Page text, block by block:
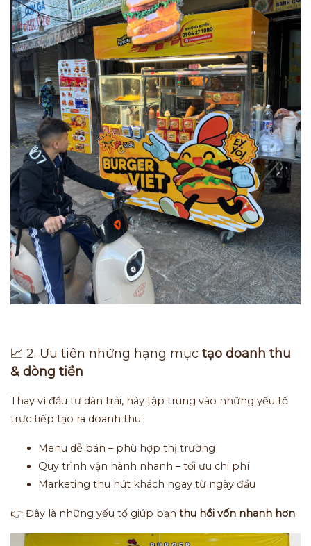
📈 2. Ưu tiên những hạng mục tạo doanh thu
& dòng tiền
Thay vì đầu tư dàn trải, hãy tập trung vào những yếu tố
trực tiếp tạo ra doanh thu:
Menu dễ bán – phù hợp thị trường
Quy trình vận hành nhanh – tối ưu chi phí
Marketing thu hút khách ngay từ ngày đầu
👉 Đây là những yếu tố giúp bạn thu hồi vốn nhanh hơn.